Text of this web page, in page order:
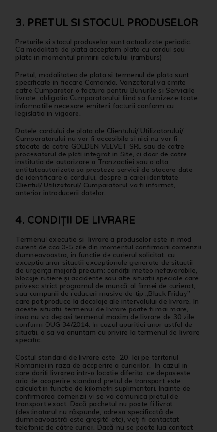
3. PRETUL SI STOCUL PRODUSELOR
Preturile si stocul produselor sunt actualizate periodic.
Ca modalitati de plata acceptam plata cu cardul sau
plata in momentul primirii coletului (ramburs)
Pretul, modalitatea de plata si termenul de plata sunt
specificate in fiecare Comanda. Vanzatorul va emite
catre Cumparator o factura pentru Bunurile si Serviciile
livrate, obligatia Cumparatorului fiind sa furnizeze toate
informatiile necesare emiterii facturii conform cu
legislatia in vigoare.
Datele cardului de plata ale Clientului/ Utilizatorului/
Cumparatorului nu vor fi accesibile si nici nu vor fi
stocate de catre GOLDEN VELVET SRL sau de catre
procesatorul de plati integrat in Site, ci doar de catre
institutia de autorizare a Tranzactiei sau o alta
entitateautorizata sa presteze servicii de stocare date
de identificare a cardului, despre a carei identitate
Clientul/ Utilizatorul/ Cumparatorul va fi informat,
anterior introducerii datelor.
4. CONDIȚII DE LIVRARE
Termenul executie si livrare a produselor este in mod
curent de cca 3-5 zile din momentul confirmarii comenzii
dumneavoastra, in functie de curierul solicitat, cu
exceptia unor situatii exceptionale generate de situatii
de urgența majoră precum: condiții meteo nefavorabile,
blocaje rutiere și accidente sau alte situații speciale care
privesc strict programul de muncă al firmei de curierat,
sau campanii de reduceri masive de tip „Black Friday”
care pot produce la decalaje ale intervalului de livrare. In
aceste situatii, termenul de livrare poate fi mai mare,
insa nu va depasi termenul maxim de livrare de 30 zile
conform OUG 34/2014. In cazul aparitiei unor astfel de
situatii, o sa va anuntam cu privire la termenul de livrare
specific.
Costul standard de livrare este 20 lei pe teritoriul
Romaniei in raza de acoperire a curierilor. In cazul in
care doriti livrarea intr-o locatie diferita, ce depaseste
aria de acoperire standard pretul de transport este
calculat in functie de kilometri suplimentari. Inainte de
confirmarea comenzii vi se va comunica pretul de
transport exact. Dacă pachetul nu poate fi livrat
(destinatarul nu răspunde, adresa specificată de
dumneavoastră este greșită etc), veți fi contactat
telefonic de către curier. Dacă nu se poate lua contact